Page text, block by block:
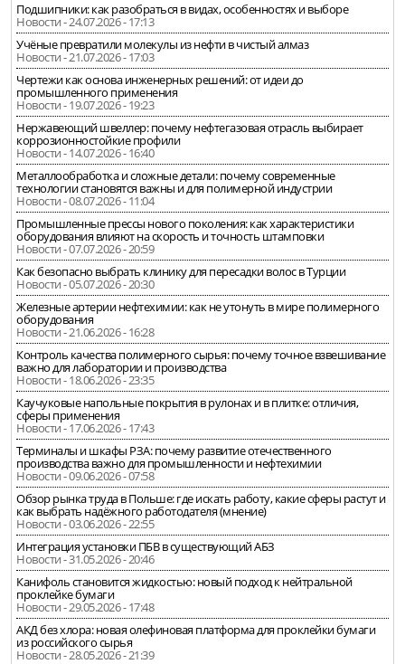
Подшипники: как разобраться в видах, особенностях и выборе
Новости - 24.07.2026 - 17:13
Учёные превратили молекулы из нефти в чистый алмаз
Новости - 21.07.2026 - 17:03
Чертежи как основа инженерных решений: от идеи до
промышленного применения
Новости - 19.07.2026 - 19:23
Нержавеющий швеллер: почему нефтегазовая отрасль выбирает
коррозионностойкие профили
Новости - 14.07.2026 - 16:40
Металлообработка и сложные детали: почему современные
технологии становятся важны и для полимерной индустрии
Новости - 08.07.2026 - 11:04
Промышленные прессы нового поколения: как характеристики
оборудования влияют на скорость и точность штамповки
Новости - 07.07.2026 - 20:59
Как безопасно выбрать клинику для пересадки волос в Турции
Новости - 05.07.2026 - 20:30
Железные артерии нефтехимии: как не утонуть в мире полимерного
оборудования
Новости - 21.06.2026 - 16:28
Контроль качества полимерного сырья: почему точное взвешивание
важно для лаборатории и производства
Новости - 18.06.2026 - 23:35
Каучуковые напольные покрытия в рулонах и в плитке: отличия,
сферы применения
Новости - 17.06.2026 - 17:43
Терминалы и шкафы РЗА: почему развитие отечественного
производства важно для промышленности и нефтехимии
Новости - 09.06.2026 - 07:58
Обзор рынка труда в Польше: где искать работу, какие сферы растут и
как выбрать надёжного работодателя (мнение)
Новости - 03.06.2026 - 22:55
Интеграция установки ПБВ в существующий АБЗ
Новости - 31.05.2026 - 20:46
Канифоль становится жидкостью: новый подход к нейтральной
проклейке бумаги
Новости - 29.05.2026 - 17:48
АКД без хлора: новая олефиновая платформа для проклейки бумаги
из российского сырья
Новости - 28.05.2026 - 21:39